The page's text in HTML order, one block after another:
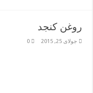
روغن کنجد
جولای 25, 2015 0